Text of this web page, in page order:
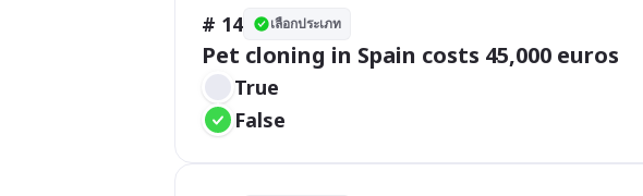
# 14 เลือกประเภท
Pet cloning in Spain costs 45,000 euros
True
False